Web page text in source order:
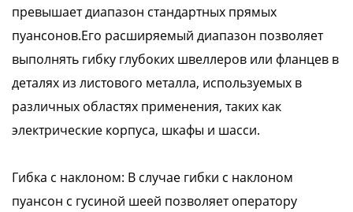
превышает диапазон стандартных прямых
пуансонов.Его расширяемый диапазон позволяет
выполнять гибку глубоких швеллеров или фланцев в
деталях из листового металла, используемых в
различных областях применения, таких как
электрические корпуса, шкафы и шасси.
Гибка с наклоном: В случае гибки с наклоном
пуансон с гусиной шеей позволяет оператору